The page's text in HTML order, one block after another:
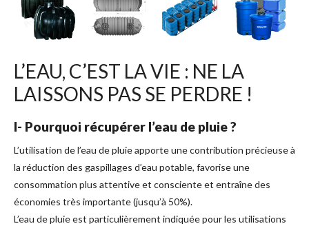
L’EAU, C’EST LA VIE : NE LA
LAISSONS PAS SE PERDRE !
I- Pourquoi récupérer l’eau de pluie ?
L’utilisation de l’eau de pluie apporte une contribution précieuse à
la réduction des gaspillages d’eau potable, favorise une
consommation plus attentive et consciente et entraîne des
économies très importante (jusqu’à 50%).
L’eau de pluie est particulièrement indiquée pour les utilisations